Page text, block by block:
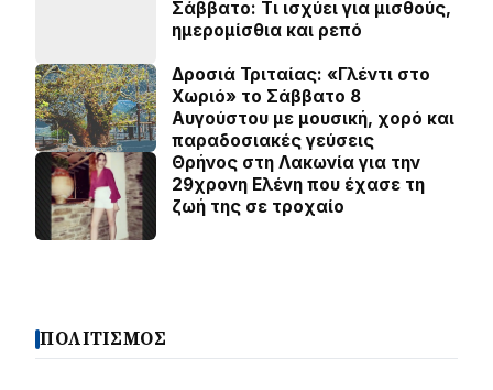
Σάββατο: Τι ισχύει για μισθούς,
ημερομίσθια και ρεπό
Δροσιά Τριταίας: «Γλέντι στο
Χωριό» το Σάββατο 8
Αυγούστου με μουσική, χορό και
παραδοσιακές γεύσεις
Θρήνος στη Λακωνία για την
29χρονη Ελένη που έχασε τη
ζωή της σε τροχαίο
ΠΟΛΙΤΙΣΜΟΣ